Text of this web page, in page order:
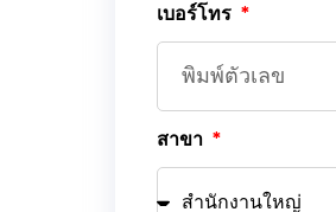
เบอร์โทร
สาขา